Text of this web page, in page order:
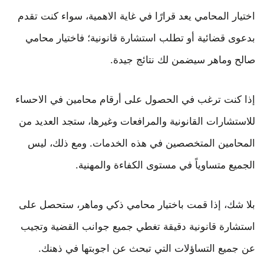
اختيار المحامي يعد قرارًا في غاية الاهمية، سواء كنت تقدم
بدعوى قضائية أو تطلب استشارة قانونية؛ فاختيار محامي
صالح وماهر سيضمن لك نتائج جيدة.
إذا كنت ترغب في الحصول على أرقام محامين في الاحساء
للاستشارات القانونية والمرافعات وغيرها، ستجد العديد من
المحامين المتخصصين في هذه الخدمات. ومع ذلك، ليس
الجميع متساوياً في مستوى الكفاءة والمهنية.
بلا شك، إذا قمت باختيار محامي ذكي وماهر، ستحصل على
استشارة قانونية دقيقة تغطي جميع جوانب القضية وتجيب
عن جميع التساؤلات التي تبحث عن اجوبتها في ذهنك.